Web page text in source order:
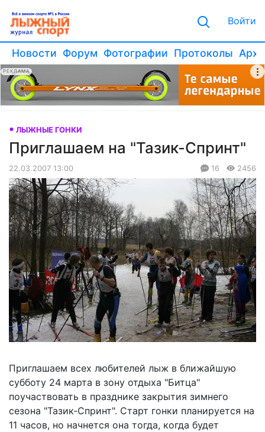
Войти
Новости Форум Фотографии Протоколы
РЕКЛАМА
ЛЫЖНЫЕ ГОНКИ
Приглашаем на "Тазик-Спринт"
22.03.2007 13:00 16 2456
Приглашаем всех любителей лыж в ближайшую
субботу 24 марта в зону отдыха "Битца"
поучаствовать в празднике закрытия зимнего
сезона "Тазик-Спринт". Старт гонки планируется на
11 часов, но начнется она тогда, когда будет